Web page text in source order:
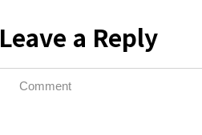
Leave a Reply